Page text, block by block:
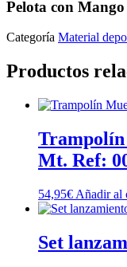
Pelota con Mango
Categoría Material
Productos
Trampolín
Mt. Ref:
54,95€ Añadir al
Set